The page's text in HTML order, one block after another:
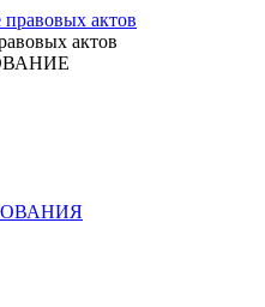
актов